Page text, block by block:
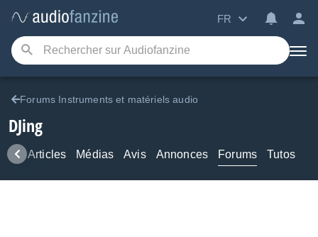
FR
Forums Instruments et matériels audio
DJing
Articles Médias Avis Annonces Forums Tutos